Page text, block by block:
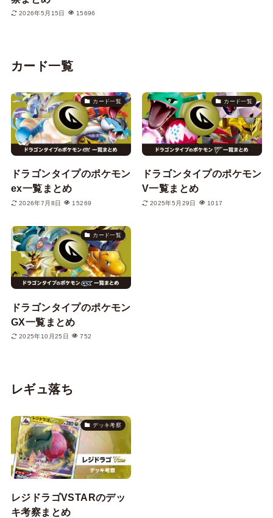
2026年5月15日 15696
カード一覧
カード一覧
ドラゴンタイプのポケモン
ex一覧まとめ
2026年7月8日 15269
カード一覧
ドラゴンタイプのポケモン
V一覧まとめ
2025年5月29日 1017
カード一覧
ドラゴンタイプのポケモン
GX一覧まとめ
2025年10月25日 752
レギュ落ち
デッキ考察
レジドラゴVSTARのデッ
キ考察まとめ